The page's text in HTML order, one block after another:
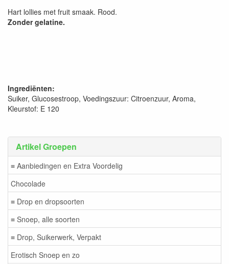
Artikel Groepen
≡ Aanbiedingen en Extra Voordelig
Chocolade
≡ Drop en dropsoorten
≡ Snoep, alle soorten
≡ Drop, Suikerwerk, Verpakt
Erotisch Snoep en zo
Hart lollies met fruit smaak. Rood.
Zonder gelatine.
Ingrediënten:
Suiker, Glucosestroop, Voedingszuur: Citroenzuur, Aroma,
Kleurstof: E 120